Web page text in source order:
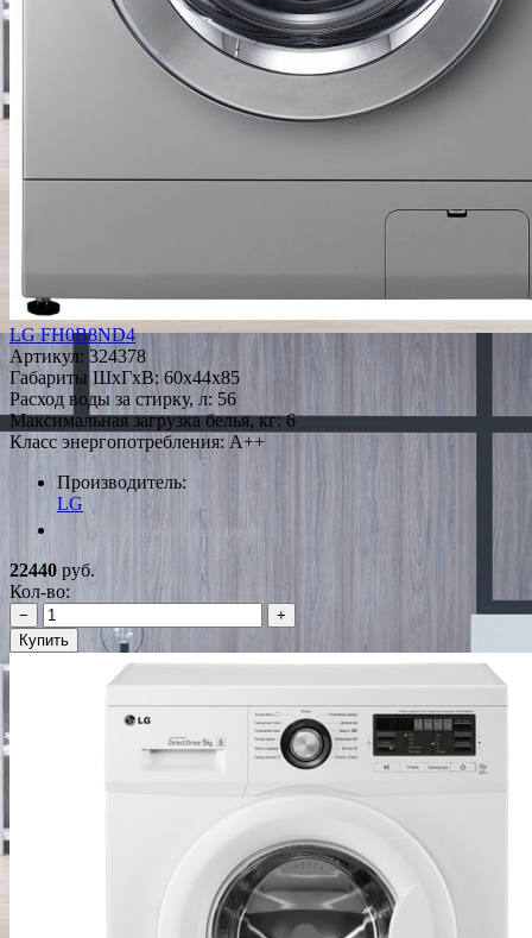
LG FH0B8ND4
Артикул: 324378
Габариты ШxГxВ: 60x44x85
Расход воды за стирку, л: 56
Максимальная загрузка белья, кг: 6
Класс энергопотребления: A++
Производитель:
LG
*Наличие уточняйте у менеджера
22440 руб.
Кол-во:
−
+
Купить